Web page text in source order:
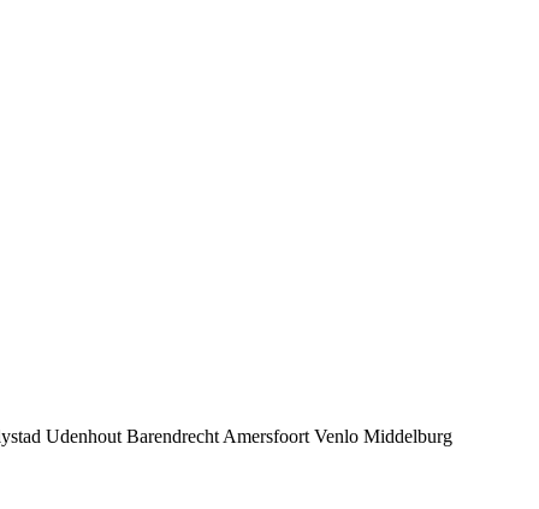
Udenhout Barendrecht Amersfoort Venlo Middelburg